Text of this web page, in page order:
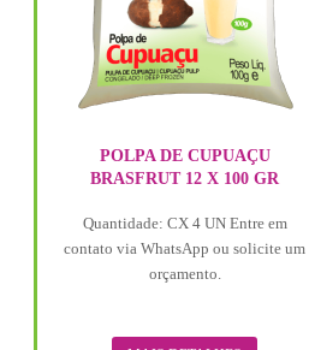
POLPA DE CUPUAÇU
BRASFRUT 12 X 100 GR
Quantidade: CX 4 UN Entre em
contato via WhatsApp ou solicite um
orçamento.